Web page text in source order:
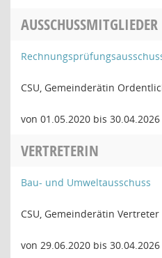
AUSSCHUSSMITGLIEDER
CSU, Gemeinderätin
von 01.05.2020 bis 30.04.2026
VERTRETERIN
Bau- und Umweltausschuss
CSU, Gemeinderätin Vertreter
von 29.06.2020 bis 30.04.2026